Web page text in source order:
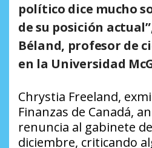
político dice mucho
de su posición
Béland, profesor de
en la Universidad
Chrystia Freeland,
Finanzas de Canadá,
renuncia al gabinete
diciembre, criticando